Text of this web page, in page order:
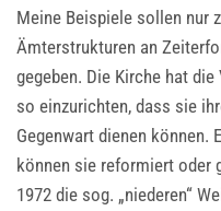
Meine Beispiele sollen nur
Ämterstrukturen an
gegeben. Die Kirche hat
so einzurichten, dass sie
Gegenwart dienen können.
können sie reformiert oder
1972 die sog. „niederen“